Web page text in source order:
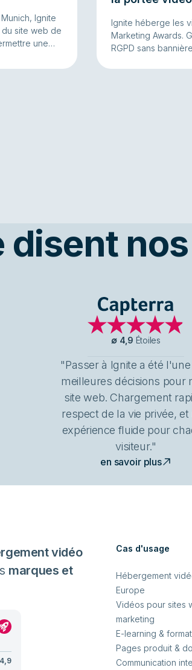
Ignite
site web de
une
et les
Ignite héberge les
Marketing Awards.
RGPD sans
disent
Capterra
∅ 4,9 Étoiles
"Passer à Ignite a été
meilleures décisions pour
site web. Chargement
respect de la vie privée, et
expérience fluide pour
visiteur."
en savoir plus
vidéo
marques et
4,9
Cas d'usage
Hébergement
Europe
Vidéos pour sites
marketing
E-learning &
Pages produit &
Communication